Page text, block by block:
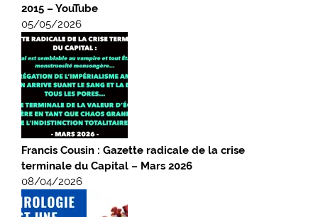
2015 – YouTube
05/05/2026
Francis Cousin : Gazette radicale de la crise
terminale du Capital – Mars 2026
08/04/2026